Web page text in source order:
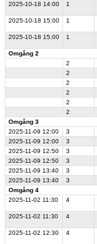
2025-10-18 14:00 1
2025-10-18 15:00 1
2025-10-18 15:00 1
Omgång 2
2
2
2
2
2
2
Omgång 3
2025-11-09 12:00 3
2025-11-09 12:00 3
2025-11-09 12:50 3
2025-11-09 12:50 3
2025-11-09 13:40 3
2025-11-09 13:40 3
Omgång 4
2025-11-02 11:30 4
2025-11-02 11:30 4
2025-11-02 12:30 4